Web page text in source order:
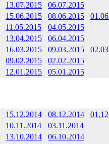
13.07.2015
06.07.2015
15.06.2015 08.06.2015
11.05.2015
04.05.2015
13.04.2015
06.04.2015
16.03.2015 09.03.2015
09.02.2015
02.02.2015
12.01.2015 05.01.2015
15.12.2014 08.12.2014
10.11.2014
03.11.2014
13.10.2014
06.10.2014